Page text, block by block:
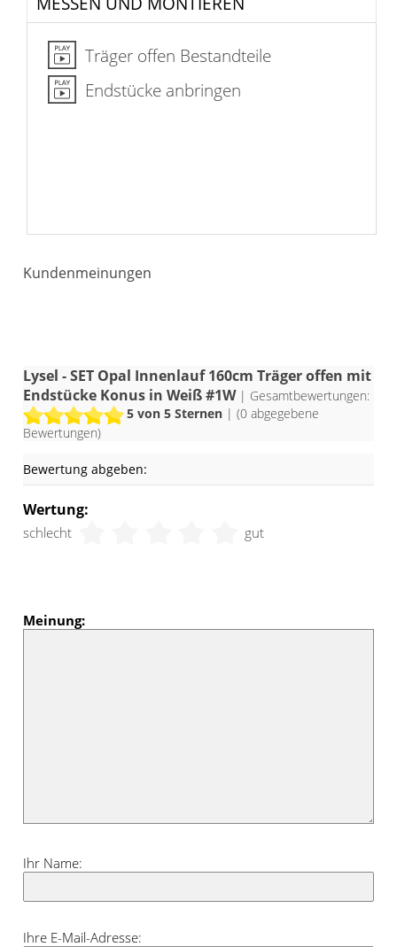
Träger offen Bestandteile
Endstücke anbringen
Kundenmeinungen
Lysel - SET Opal Innenlauf 160cm Träger offen mit
Endstücke Konus in Weiß #1W| Gesamtbewertungen:
5von 5 Sternen | (0abgegebene
Bewertungen)
Bewertung abgeben:
Wertung:
schlecht gut
Meinung:
Ihr Name:
Ihre E-Mail-Adresse: